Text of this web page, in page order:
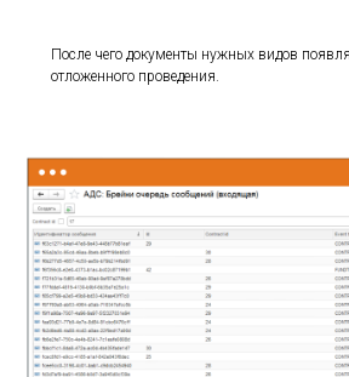
После чего документы нужных видов
отложенного проведения.